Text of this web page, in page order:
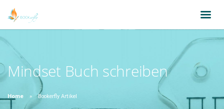
Mindset Buch schreiben
Home Bookerfly Artikel